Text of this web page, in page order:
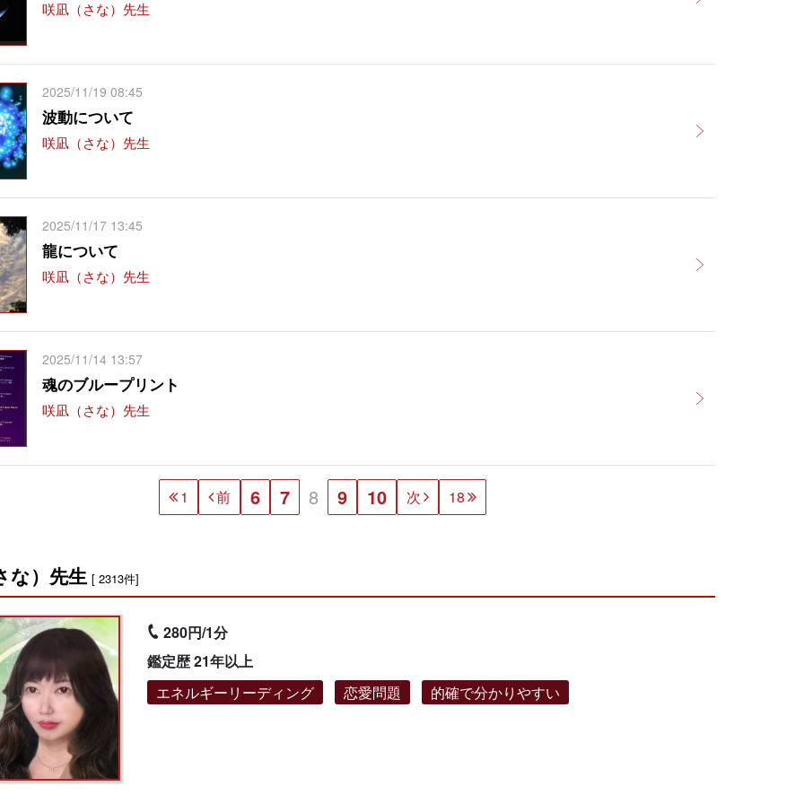
咲凪（さな）先生
2025/11/19 08:45
波動について
咲凪（さな）先生
2025/11/17 13:45
龍について
咲凪（さな）先生
2025/11/14 13:57
魂のブループリント
咲凪（さな）先生
1 前 6 7 8 9 10 次 18
な）先生 [ 2313件]
280円/1分
鑑定歴 21年以上
エネルギーリーディング
恋愛問題 的確で分かりやすい